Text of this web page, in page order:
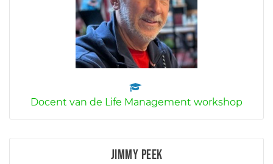
Docent van de Life Management workshop
Jimmy Peek